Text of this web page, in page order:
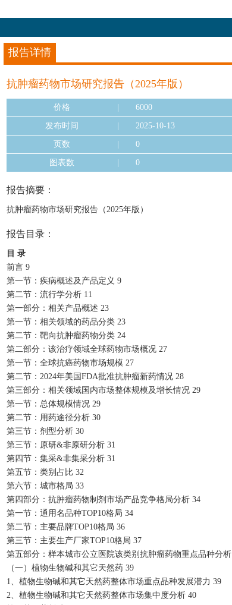
报告详情
抗肿瘤药物市场研究报告（2025年版）
价格 6000
发布时间 2025-10-13
页数 0
图表数 0
报告摘要：
抗肿瘤药物市场研究报告（2025年版）
报告目录：
目 录
前言 9
第一节：疾病概述及产品定义 9
第二节：流行学分析 11
第一部分：相关产品概述 23
第一节：相关领域的药品分类 23
第二节：靶向抗肿瘤药物分类 24
第二部分：该治疗领域全球药物市场概况 27
第一节：全球抗癌药物市场规模 27
第二节： 2024年美国FDA批准抗肿瘤新药情况 28
第三部分：相关领域国内市场整体规模及增长情况 29
第一节：总体规模情况 29
第二节：用药途径分析 30
第三节：剂型分析 30
第三节：原研&非原研分析 31
第四节：集采&非集采分析 31
第五节：类别占比 32
第六节：城市格局 33
第四部分：抗肿瘤药物制剂市场产品竞争格局分析 34
第一节：通用名品种TOP10格局 34
第二节：主要品牌TOP10格局 36
第三节：主要生产厂家TOP10格局 37
第五部分：样本城市公立医院该类别抗肿瘤药物重点品种分析
（一）植物生物碱和其它天然药 39
1、植物生物碱和其它天然药整体市场重点品种发展潜力 39
2、植物生物碱和其它天然药整体市场集中度分析 40